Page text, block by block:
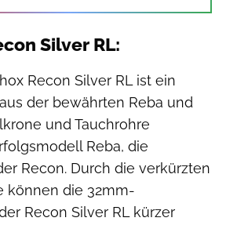
Silver RL:
Recon Silver RL ist ein
der bewährten Reba und
und Tauchrohre
Reba, die
Recon. Durch die verkürzten
können die 32mm-
Recon Silver RL kürzer